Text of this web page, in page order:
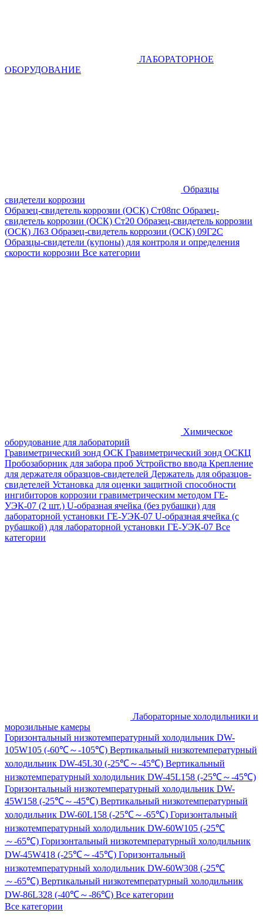
ЛАБОРАТОРНОЕ
ОБОРУДОВАНИЕ
Образцы
свидетели коррозии
Образец-свидетель коррозии (ОСК) Ст08пс Образец-
свидетель коррозии (ОСК) Ст20 Образец-свидетель коррозии
(ОСК) Л63 Образец-свидетель коррозии (ОСК) 09Г2С
Образцы-свидетели (купоны) для контроля и определения
скорости коррозии Все категории
Химическое
оборудование для лабораторий
Гравиметрический зонд ОСК Гравиметрический зонд ОСКЦ
Пробозаборник для забора проб Устройство ввода Крепление
для держателя образцов-свидетелей Держатель для образцов-
свидетелей Установка для оценки защитной способности
ингибиторов коррозии гравиметрическим методом ГЕ-
УЭК-07 (2 шт.) U-образная ячейка (без рубашки) для
лабораторной установки ГЕ-УЭК-07 U-образная ячейка (с
рубашкой) для лабораторной установки ГЕ-УЭК-07 Все
категории
Лабораторные холодильники и
морозильные камеры
Горизонтальный низкотемпературный холодильник DW-
105W105 (-60℃～-105℃) Вертикальный низкотемпературный
холодильник DW-45L30 (-25℃～-45℃) Вертикальный
низкотемпературный холодильник DW-45L158 (-25℃～-45℃)
Горизонтальный низкотемпературный холодильник DW-
45W158 (-25℃～-45℃) Вертикальный низкотемпературный
холодильник DW-60L158 (-25℃～-65℃) Горизонтальный
низкотемпературный холодильник DW-60W105 (-25℃
～-65℃) Горизонтальный низкотемпературный холодильник
DW-45W418 (-25℃～-45℃) Горизонтальный
низкотемпературный холодильник DW-60W308 (-25℃
～-65℃) Вертикальный низкотемпературный холодильник
DW-86L328 (-40℃～-86℃) Все категории
Все категории